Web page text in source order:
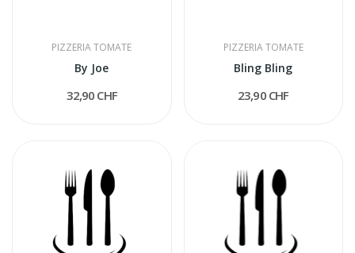
PIZZERIA TOMATE
By Joe
32,90 CHF
PIZZERIA TOMATE
Bling Bling
23,90 CHF